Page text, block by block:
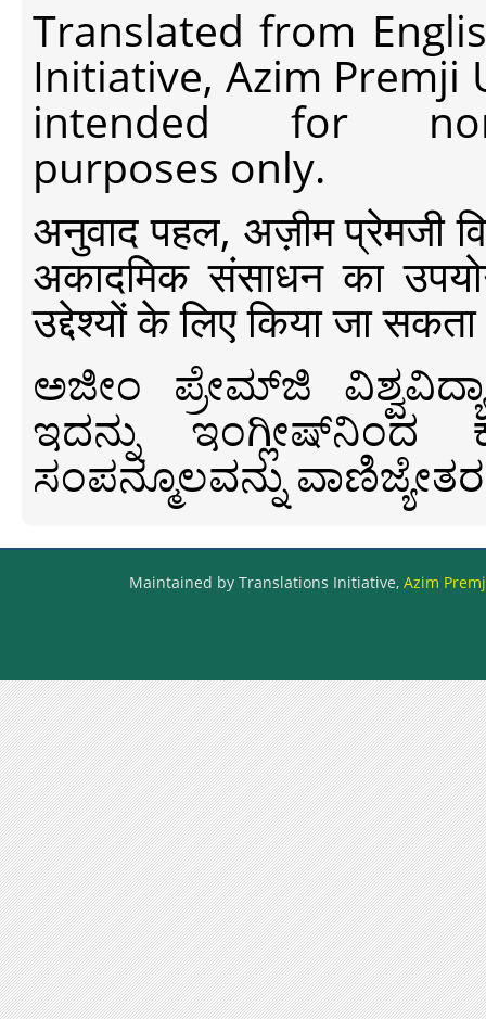
Translated from
Initiative, Azim Premji
intended for non-
purposes only.
अनुवाद पहल, अज़ीम प्रेमजी
अकादमिक संसाधन का
उद्देश्यों के लिए किया जा
ಅಜೀಂ ಪ್ರೇಮ್‍ಜಿ
ಇದನ್ನು ಇಂಗ್ಲೀಷ್‍ನಿಂದ
ಸಂಪನ್ಮೂಲವನ್ನು
Maintained by Translations Initiative, Azim